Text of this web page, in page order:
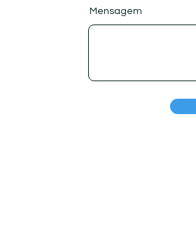
Mensagem